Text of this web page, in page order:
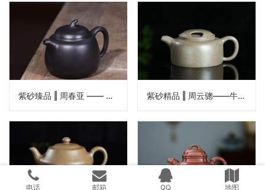
紫砂臻品 ‖ 周春亚 —— 《茄段壶》 紫砂精品 ‖ 周云骢——牛盖莲子壶
电话 邮箱 QQ 地图